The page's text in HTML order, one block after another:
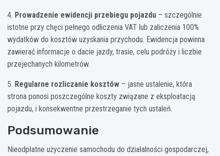
4. Prowadzenie ewidencji przebiegu pojazdu – szczególnie
istotne przy chęci pełnego odliczenia VAT lub zaliczenia 100%
wydatków do kosztów uzyskania przychodu. Ewidencja powinna
zawierać informacje o dacie jazdy, trasie, celu podróży i liczbie
przejechanych kilometrów.
5. Regularne rozliczanie kosztów – jasne ustalenie, która
strona ponosi poszczególne koszty związane z eksploatacją
pojazdu, i konsekwentne przestrzeganie tych ustaleń.
Podsumowanie
Nieodpłatne użyczenie samochodu do działalności gospodarczej,